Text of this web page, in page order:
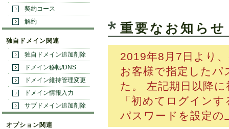
重要なお知らせ
2019年8月7日より
お客様で指定した
た。 左記期日以降
「初めてログイン
パスワードを設定
契約コース
解約
独自ドメイン関連
独自ドメイン追加削除
ドメイン移転/DNS
ドメイン維持管理変更
ドメイン情報入力
サブドメイン追加削除
オプション関連